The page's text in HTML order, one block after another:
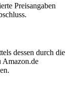
Preisangaben
dessen durch die
Amazon.de